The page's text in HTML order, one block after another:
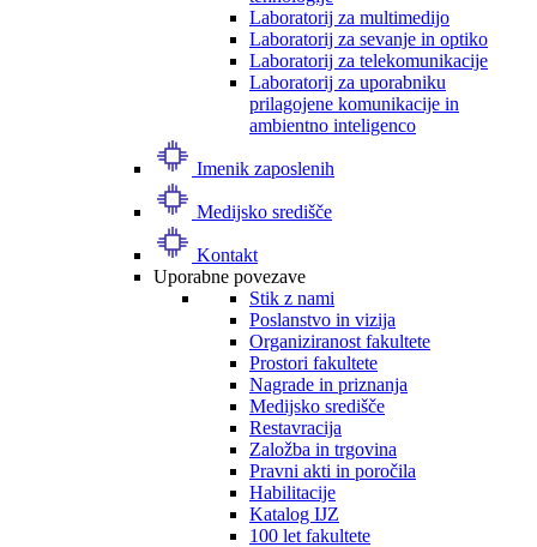
Laboratorij za multimedijo
Laboratorij za sevanje in optiko
Laboratorij za telekomunikacije
Laboratorij za uporabniku
prilagojene komunikacije in
ambientno inteligenco
Imenik zaposlenih
Medijsko središče
Kontakt
Uporabne povezave
Stik z nami
Poslanstvo in vizija
Organiziranost fakultete
Prostori fakultete
Nagrade in priznanja
Medijsko središče
Restavracija
Založba in trgovina
Pravni akti in poročila
Habilitacije
Katalog IJZ
100 let fakultete